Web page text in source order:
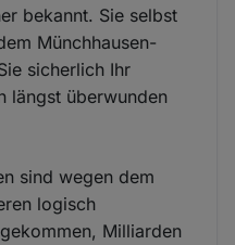
bekannt. Sie selbst
Münchhausen-
sicherlich Ihr
längst überwunden
sind wegen dem
logisch
Milliarden